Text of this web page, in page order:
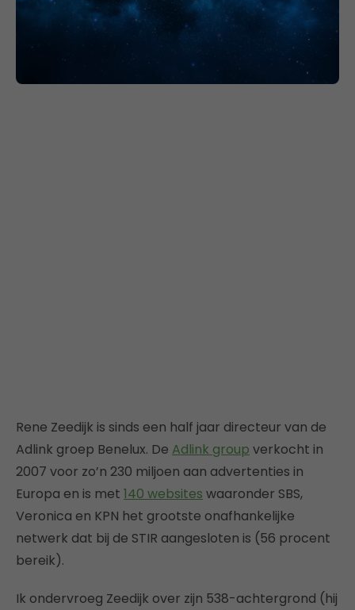
Rene Zeedijk is sinds een half jaar directeur van de
Adlink groep Benelux. De Adlink group verkocht in
2007 voor zo’n 230 miljoen aan advertenties in
Europa en is met 140 websites waaronder SBS,
Veronica en KPN het grootste onafhankelijke
netwerk dat bij de STIR aangesloten is (56 procent
bereik).
Ik ondervroeg Zeedijk over zijn 538-achtergrond (hij